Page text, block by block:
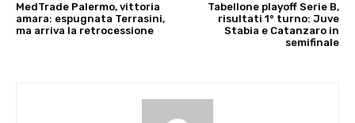
MedTrade Palermo, vittoria
amara: espugnata Terrasini,
ma arriva la retrocessione
Tabellone playoff Serie B,
risultati 1° turno: Juve
Stabia e Catanzaro in
semifinale